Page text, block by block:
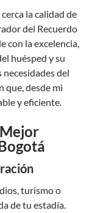
la calidad de
del Recuerdo
con la excelencia,
huésped y su
del
que, desde mi
y eficiente.
turismo o
de tu estadía.